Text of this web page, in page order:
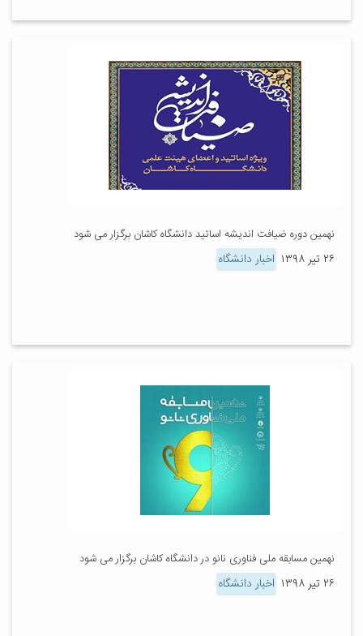
نهمین دوره ضیافت اندیشه اساتید دانشگاه کاشان برگزار می شود
۲۶ تیر ۱۳۹۸ اخبار دانشگاه
نهمین مسابقه ملی فناوری نانو در دانشگاه کاشان برگزار می شود
۲۶ تیر ۱۳۹۸ اخبار دانشگاه